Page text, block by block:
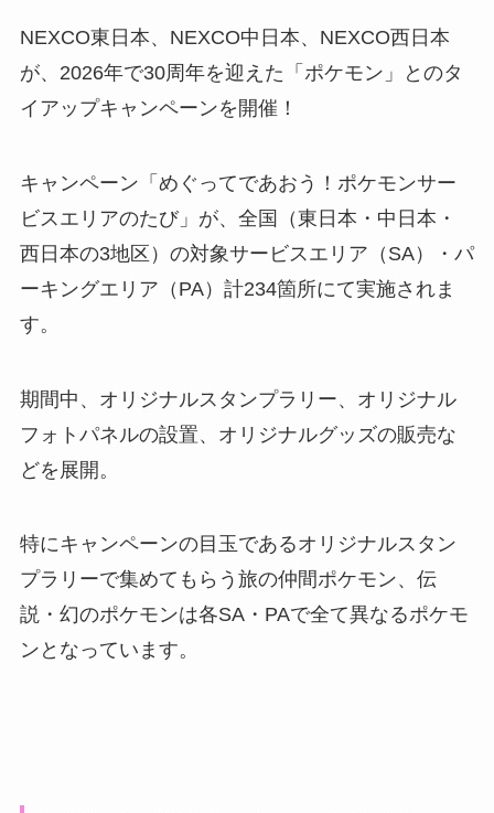
NEXCO東日本、NEXCO中日本、NEXCO西日本
が、2026年で30周年を迎えた「ポケモン」とのタ
イアップキャンペーンを開催！
キャンペーン「めぐってであおう！ポケモンサー
ビスエリアのたび」が、全国（東日本・中日本・
西日本の3地区）の対象サービスエリア（SA）・パ
ーキングエリア（PA）計234箇所にて実施されま
す。
期間中、オリジナルスタンプラリー、オリジナル
フォトパネルの設置、オリジナルグッズの販売な
どを展開。
特にキャンペーンの目玉であるオリジナルスタン
プラリーで集めてもらう旅の仲間ポケモン、伝
説・幻のポケモンは各SA・PAで全て異なるポケモ
ンとなっています。